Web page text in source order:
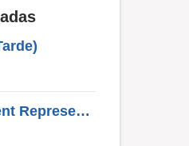
SDR - Sales Development Representative